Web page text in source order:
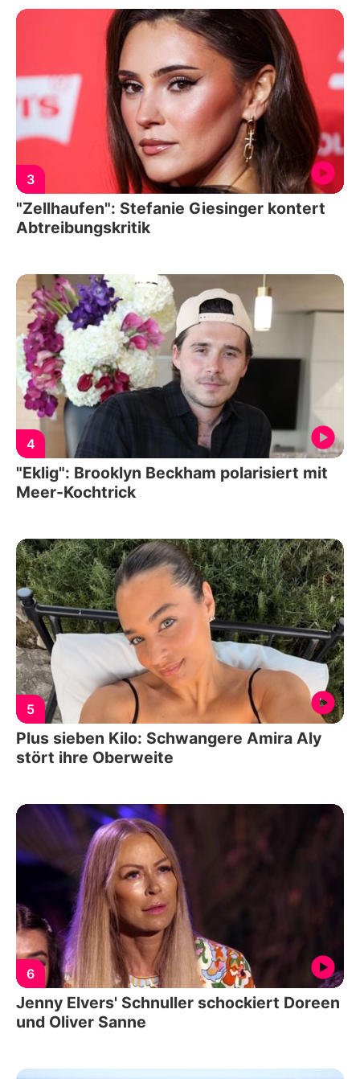
3
"Zellhaufen": Stefanie Giesinger kontert
Abtreibungskritik
4
"Eklig": Brooklyn Beckham polarisiert mit
Meer-Kochtrick
5
Plus sieben Kilo: Schwangere Amira Aly
stört ihre Oberweite
6
Jenny Elvers' Schnuller schockiert Doreen
und Oliver Sanne